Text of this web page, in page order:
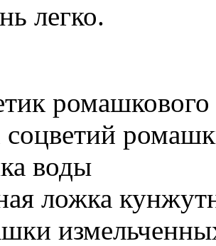
легко.
соцветий
воды
ложка